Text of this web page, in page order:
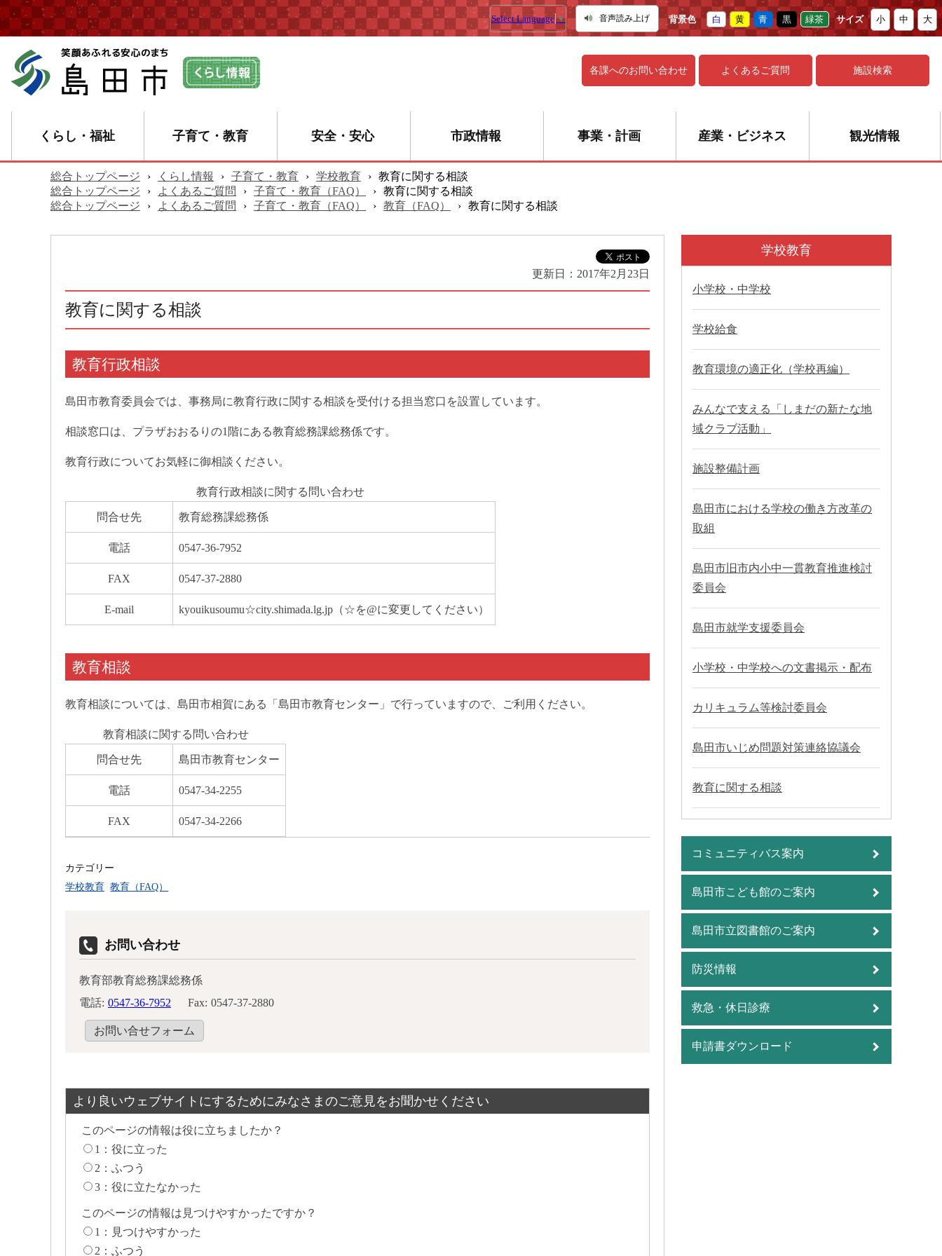
Select Language ▼ 音声読み上げ 背景色 白 黄 青 黒 緑茶 サイズ 小 中 大
各課へのお問い合わせ よくあるご質問 施設検索
くらし・福祉 子育て・教育 安全・安心 市政情報 事業・計画 産業・ビジネス 観光情報
総合トップページ › くらし情報 › 子育て・教育 › 学校教育 › 教育に関する相談
総合トップページ
› よくあるご質問 › 子育て・教育（FAQ） › 教育に関する相談
総合トップページ
› よくあるご質問 › 子育て・教育（FAQ） › 教育（FAQ） › 教育に関する相談
更新日： 2017年2月23日
教育に関する相談
教育行政相談
島田市教育委員会では、事務局に教育行政に関する相談を受付ける担当窓口を設置しています。
相談窓口は、プラザおおるりの1階にある教育総務課総務係です。
教育行政についてお気軽に御相談ください。
教育行政相談に関する問い合わせ
問合せ先 教育総務課総務係
電話 0547-36-7952
FAX 0547-37-2880
E-mail kyouikusoumu☆city.shimada.lg.jp（☆を@に変更してください）
教育相談
教育相談については、島田市相賀にある「島田市教育センター」で行っていますので、ご利用ください。
教育相談に関する問い合わせ
問合せ先 島田市教育センター
電話 0547-34-2255
FAX 0547-34-2266
カテゴリー
学校教育 教育（FAQ）
お問い合わせ
教育部教育総務課総務係
電話: 0547-36-7952 Fax: 0547-37-2880
お問い合せフォーム
より良いウェブサイトにするためにみなさまのご意見をお聞かせください
このページの情報は役に立ちましたか？
1：役に立った
2：ふつう
3：役に立たなかった
このページの情報は見つけやすかったですか？
1：見つけやすかった
2：ふつう
学校教育
小学校・中学校
学校給食
教育環境の適正化（学校再編）
みんなで支える「しまだの新たな地
域クラブ活動」
施設整備計画
島田市における学校の働き方改革の
取組
島田市旧市内小中一貫教育推進検討
委員会
島田市就学支援委員会
小学校・中学校への文書掲示・配布
カリキュラム等検討委員会
島田市いじめ問題対策連絡協議会
教育に関する相談
コミュニティバス案内
島田市こども館のご案内
島田市立図書館のご案内
防災情報
救急・休日診療
申請書ダウンロード